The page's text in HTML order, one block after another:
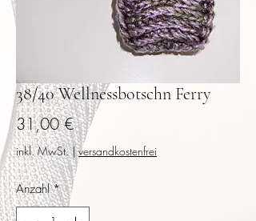
38/40 Wellnessbotschn Ferry
31,00 €Preis
inkl. MwSt.|versandkostenfrei
Anzahl *